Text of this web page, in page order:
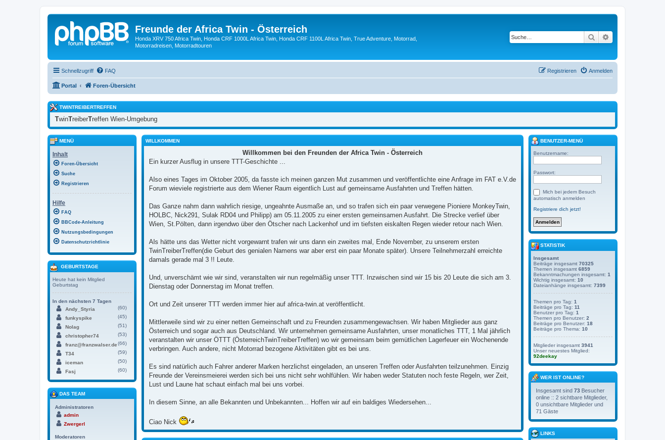
Freunde der Africa Twin - Österreich
Honda XRV 750 Africa Twin, Honda CRF 1000L Africa Twin, Honda CRF 1100L Africa Twin, True Adventure, Motorrad,
Motorradreisen, Motorradtouren
Suche
Schnellzugriff FAQ Anmelden
Registrieren
Portal Foren-Übersicht
TWINTREIBERTREFFEN
TwinTreiberTreffen Wien-Umgebung
WILLKOMMEN
Willkommen bei den Freunden der Africa Twin - Österreich
Ein kurzer Ausflug in unsere TTT-Geschichte ...
Also eines Tages im Oktober 2005, da fasste ich meinen ganzen Mut zusammen und veröffentlichte eine Anfrage im FAT e.V.de
Forum wieviele registrierte aus dem Wiener Raum eigentlich Lust auf gemeinsame Ausfahrten und Treffen hätten.
Das Ganze nahm dann wahrlich riesige, ungeahnte Ausmaße an, und so trafen sich ein paar verwegene Pioniere MonkeyTwin,
HOLBC, Nick291, Sulak RD04 und Philipp) am 05.11.2005 zu einer ersten gemeinsamen Ausfahrt. Die Strecke verlief über
Wien, St.Pölten, dann irgendwo über den Ötscher nach Lackenhof und im tiefsten eiskalten Regen wieder retour nach Wien.
Als hätte uns das Wetter nicht vorgewarnt trafen wir uns dann ein zweites mal, Ende November, zu unserem ersten
TwinTreiberTreffen(die Geburt des genialen Namens war aber erst ein paar Monate später). Unsere Teilnehmerzahl erreichte
damals gerade mal 3 !! Leute.
Und, unverschämt wie wir sind, veranstalten wir nun regelmäßig unser TTT. Inzwischen sind wir 15 bis 20 Leute die sich am 3.
Dienstag oder Donnerstag im Monat treffen.
Ort und Zeit unserer TTT werden immer hier auf africa-twin.at veröffentlicht.
Mittlerweile sind wir zu einer netten Gemeinschaft und zu Freunden zusammengewachsen. Wir haben Mitglieder aus ganz
Österreich und sogar auch aus Deutschland. Wir unternehmen gemeinsame Ausfahrten, unser monatliches TTT, 1 Mal jährlich
veranstalten wir unser ÖTTT (ÖsterreichTwinTreiberTreffen) wo wir gemeinsam beim gemütlichen Lagerfeuer ein Wochenende
verbringen. Auch andere, nicht Motorrad bezogene Aktivitäten gibt es bei uns.
Es sind natürlich auch Fahrer anderer Marken herzlichst eingeladen, an unseren Treffen oder Ausfahrten teilzunehmen. Einzig
Freunde der Vereinsmeierei werden sich bei uns nicht sehr wohlfühlen. Wir haben weder Statuten noch feste Regeln, wer Zeit,
Lust und Laune hat schaut einfach mal bei uns vorbei.
In diesem Sinne, an alle Bekannten und Unbekannten... Hoffen wir auf ein baldiges Wiedersehen...
Ciao Nick
MENÜ
Inhalt
Foren-Übersicht
Suche
Registrieren
Hilfe
FAQ
BBCode-Anleitung
Nutzungsbedingungen
Datenschutzrichtlinie
GEBURTSTAGE
Heute hat kein Mitglied
Geburtstag
In den nächsten 7 Tagen
Andy_Styria
(60)
funkyspike
(45)
Nolag
(51)
christopher74
(53)
franz@franzwalser.de(66)
T34
(59)
iceman
(50)
Fasj
(60)
DAS TEAM
Administratoren
admin
Zwergerl
Moderatoren
BENUTZER-MENÜ
Benutzername:
Passwort:
Mich bei jedem Besuch
automatisch anmelden
Registriere dich jetzt!
STATISTIK
Insgesamt
Beiträge insgesamt 70325
Themen insgesamt 6859
Bekanntmachungen insgesamt: 1
Wichtig insgesamt: 10
Dateianhänge insgesamt: 7399
Themen pro Tag: 1
Beiträge pro Tag: 11
Benutzer pro Tag: 1
Themen pro Benutzer: 2
Beiträge pro Benutzer: 18
Beiträge pro Thema: 10
Mitglieder insgesamt 3941
Unser neuestes Mitglied:
92deekay
WER IST ONLINE?
Insgesamt sind 73 Besucher
online :: 2 sichtbare Mitglieder,
0 unsichtbare Mitglieder und
71 Gäste
LINKS